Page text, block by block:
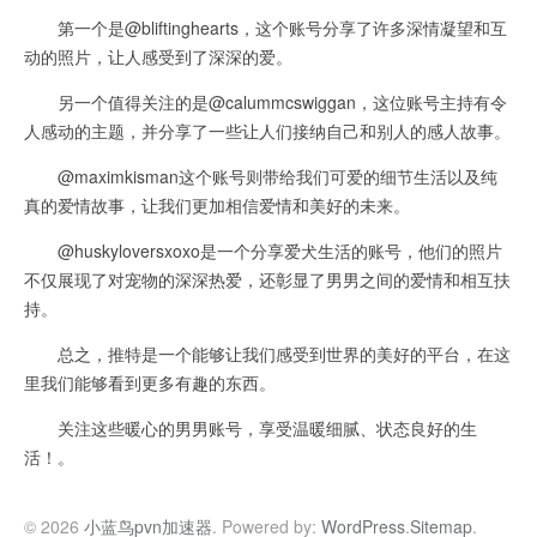
第一个是@bliftinghearts，这个账号分享了许多深情凝望和互
动的照片，让人感受到了深深的爱。
另一个值得关注的是@calummcswiggan，这位账号主持有令
人感动的主题，并分享了一些让人们接纳自己和别人的感人故事。
@maximkisman这个账号则带给我们可爱的细节生活以及纯
真的爱情故事，让我们更加相信爱情和美好的未来。
@huskyloversxoxo是一个分享爱犬生活的账号，他们的照片
不仅展现了对宠物的深深热爱，还彰显了男男之间的爱情和相互扶
持。
总之，推特是一个能够让我们感受到世界的美好的平台，在这
里我们能够看到更多有趣的东西。
关注这些暖心的男男账号，享受温暖细腻、状态良好的生
活！。
© 2026 小蓝鸟pvn加速器. Powered by: WordPress.Sitemap.